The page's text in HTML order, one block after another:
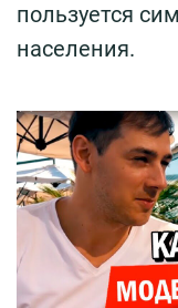
пользуется
населения.